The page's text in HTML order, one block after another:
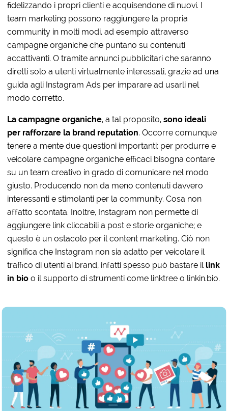
fidelizzando i propri clienti e acquisendone di nuovi. I
team marketing possono raggiungere la propria
community in molti modi, ad esempio attraverso
campagne organiche che puntano su contenuti
accattivanti. O tramite annunci pubblicitari che saranno
diretti solo a utenti virtualmente interessati, grazie ad una
guida agli Instagram Ads per imparare ad usarli nel
modo corretto.
La campagne organiche, a tal proposito, sono ideali
per rafforzare la brand reputation. Occorre comunque
tenere a mente due questioni importanti: per produrre e
veicolare campagne organiche efficaci bisogna contare
su un team creativo in grado di comunicare nel modo
giusto. Producendo non da meno contenuti davvero
interessanti e stimolanti per la community. Cosa non
affatto scontata. Inoltre, Instagram non permette di
aggiungere link cliccabili a post e storie organiche; e
questo è un ostacolo per il content marketing. Ciò non
significa che Instagram non sia adatto per veicolare il
traffico di utenti ai brand, infatti spesso può bastare il link
in bio o il supporto di strumenti come linktree o linkin.bio.